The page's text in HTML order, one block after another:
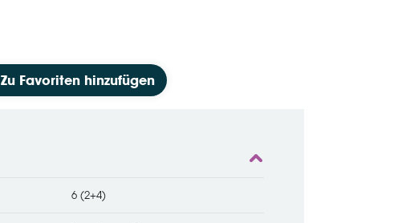
Zu Favoriten hinzufügen
6 (2+4)